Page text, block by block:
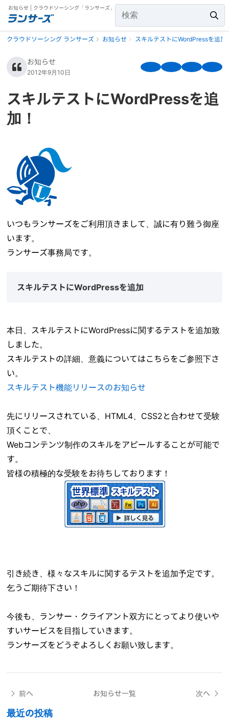
お知らせ | クラウドソーシング「ランサーズ」
クラウドソーシング ランサーズ お知らせ スキルテストにWordPressを追加
お知らせ
2012年9月10日
スキルテストにWordPressを追
加！
いつもランサーズをご利用頂きまして、誠に有り難う御座
います。
ランサーズ事務局です。
スキルテストにWordPressを追加
本日、スキルテストにWordPressに関するテストを追加致
しました。
スキルテストの詳細、意義についてはこちらをご参照下さ
い。
スキルテスト機能リリースのお知らせ
先にリリースされている、HTML4、CSS2と合わせて受験
頂くことで、
Webコンテンツ制作のスキルをアピールすることが可能で
す。
皆様の積極的な受験をお待ちしております！
引き続き、様々なスキルに関するテストを追加予定です。
乞うご期待下さい！
今後も、ランサー・クライアント双方にとってより使いや
すいサービスを目指していきます。
ランサーズをどうぞよろしくお願い致します。
前へ お知らせ一覧 次へ
最近の投稿